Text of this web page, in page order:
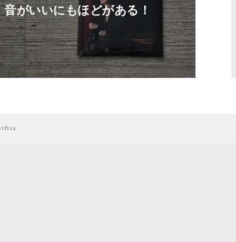
音がいいにもほどがある！